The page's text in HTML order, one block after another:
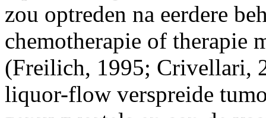
zou optreden na eerdere
chemotherapie of therapie
(Freilich, 1995; Crivellari,
liquor-flow verspreide